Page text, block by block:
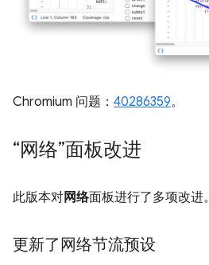
Chromium 问题： 40286359。
“网络”面板改进
此版本对网络面板进行了多项改进。
更新了网络节流预设